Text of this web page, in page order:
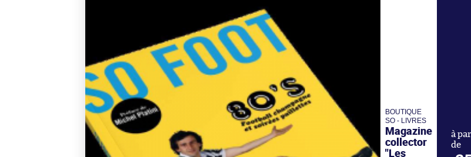
BOUTIQUE
SO - LIVRES
Magazine
collector
"Les
à
de